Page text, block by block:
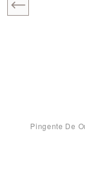
Pingente De